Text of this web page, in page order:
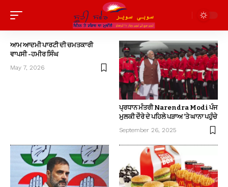
ਆਮ ਆਦਮੀ ਪਾਰਟੀ ਦੀ ਚਮਤਕਾਰੀ
ਵਾਪਸੀ -ਹਮੀਰ ਸਿੰਘ
May 7, 2026
ਪ੍ਰਧਾਨ ਮੰਤਰੀ Narendra Modi ਪੰਜ
ਮੁਲਕੀ ਦੌਰੇ ਦੇ ਪਹਿਲੇ ਪੜਾਅ ’ਤੇ ਘਾਨਾ ਪਹੁੰਚੇ
September 26, 2025